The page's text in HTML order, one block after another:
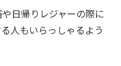
日帰りレジャーの際に
人もいらっしゃるよう